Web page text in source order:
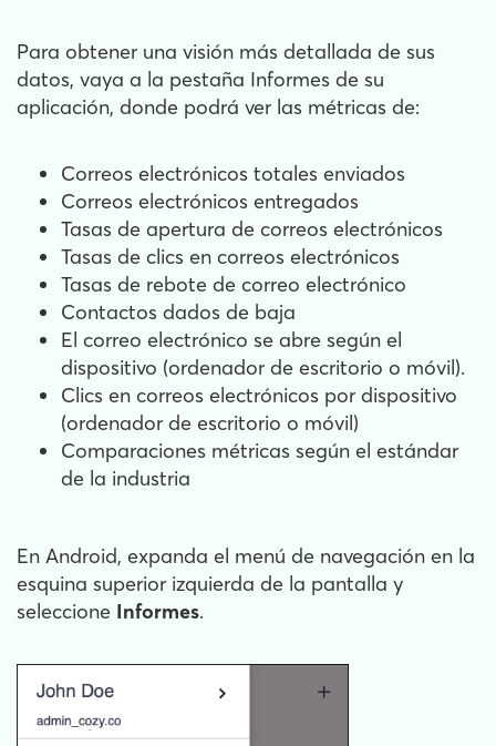
Para obtener una visión más detallada de sus
datos, vaya a la pestaña Informes de su
aplicación, donde podrá ver las métricas de:
Correos electrónicos totales enviados
Correos electrónicos entregados
Tasas de apertura de correos electrónicos
Tasas de clics en correos electrónicos
Tasas de rebote de correo electrónico
Contactos dados de baja
El correo electrónico se abre según el
dispositivo (ordenador de escritorio o móvil).
Clics en correos electrónicos por dispositivo
(ordenador de escritorio o móvil)
Comparaciones métricas según el estándar
de la industria
En Android, expanda el menú de navegación en la
esquina superior izquierda de la pantalla y
seleccione Informes.